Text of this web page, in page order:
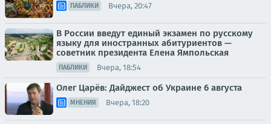
ПАБЛИКИ Вчера, 20:47
В России введут единый экзамен по русскому
языку для иностранных абитуриентов —
советник президента Елена Ямпольская
ПАБЛИКИ Вчера, 18:54
Олег Царёв: Дайджест об Украине 6 августа
МНЕНИЯ Вчера, 18:20